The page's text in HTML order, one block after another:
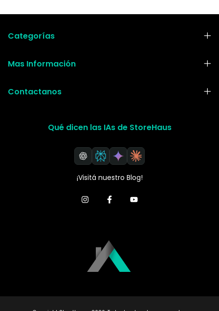
Categorías
Mas Información
Contactanos
Qué dicen las IAs de StoreHaus
¡Visitá nuestro Blog!